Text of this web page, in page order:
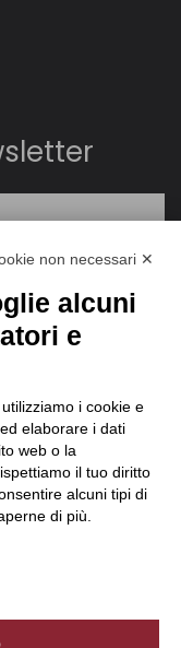
non necessari ✕
alcuni
e
i cookie e
elaborare i dati
web o la
il tuo diritto
alcuni tipi di
di più.